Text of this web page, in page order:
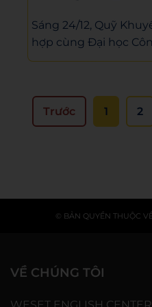
Sáng 24/12, Quỹ
hợp cùng Đại học
trao tặng 20 suất
ghi nhận tinh thần
động lực và thể hiện
dài của WESET
Trước 1 2
© BẢN QUYỀN THUỘC VỀ
VỀ CHÚNG TÔI